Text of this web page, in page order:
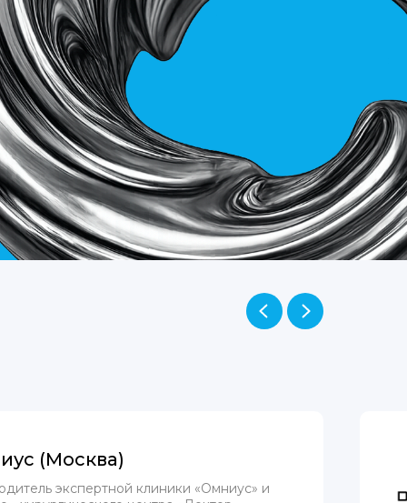
(Москва)
экспертной клиники «Омниус» и